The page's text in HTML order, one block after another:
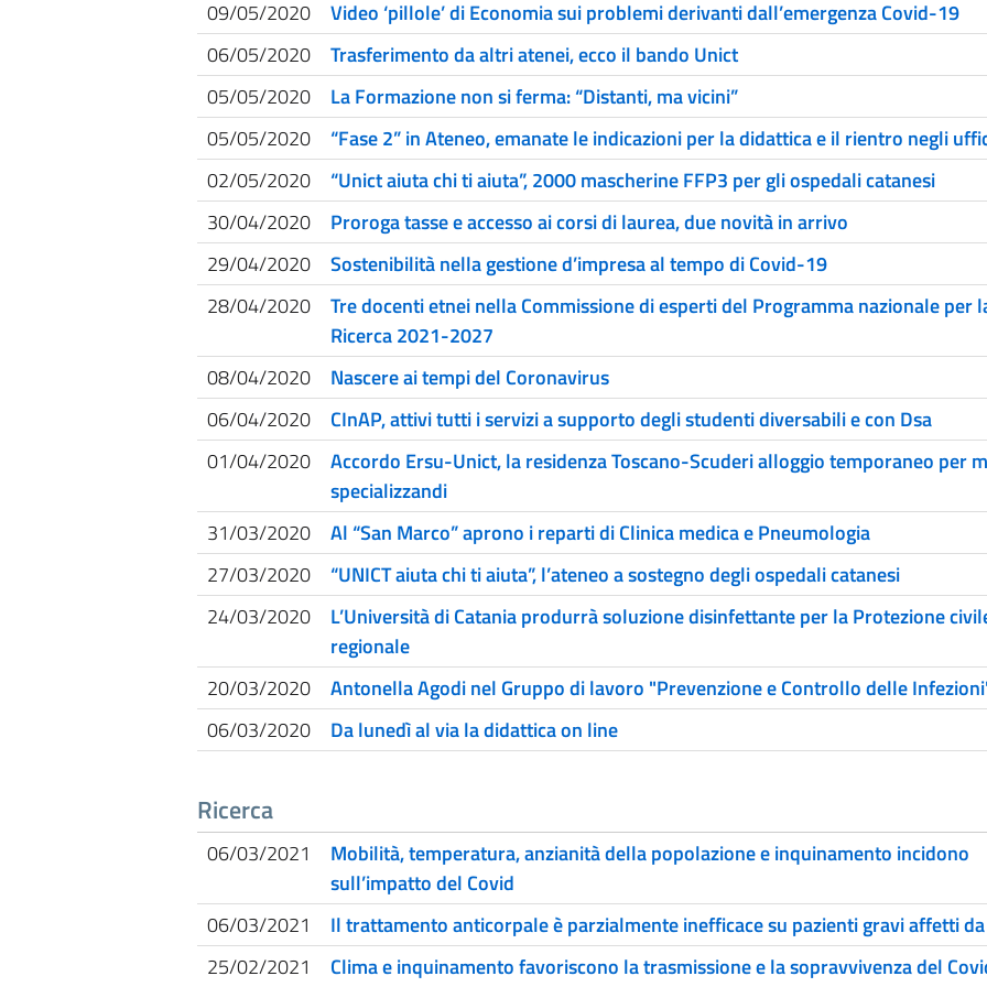
09/05/2020
Video ‘pillole’ di Economia sui problemi derivanti dall’emergenza Covid-19
06/05/2020
Trasferimento da altri atenei, ecco il bando Unict
05/05/2020
La Formazione non si ferma: “Distanti, ma vicini”
05/05/2020
“Fase 2” in Ateneo, emanate le indicazioni per la didattica e il rientro negli
02/05/2020
“Unict aiuta chi ti aiuta”, 2000 mascherine FFP3 per gli ospedali catanesi
30/04/2020
Proroga tasse e accesso ai corsi di laurea, due novità in arrivo
29/04/2020
Sostenibilità nella gestione d’impresa al tempo di Covid-19
28/04/2020
Tre docenti etnei nella Commissione di esperti del Programma nazionale per
Ricerca 2021-2027
08/04/2020
Nascere ai tempi del Coronavirus
06/04/2020
CInAP, attivi tutti i servizi a supporto degli studenti diversabili e con Dsa
01/04/2020
Accordo Ersu-Unict, la residenza Toscano-Scuderi alloggio temporaneo per
specializzandi
31/03/2020
Al “San Marco” aprono i reparti di Clinica medica e Pneumologia
27/03/2020
“UNICT aiuta chi ti aiuta”, l’ateneo a sostegno degli ospedali catanesi
24/03/2020
L’Università di Catania produrrà soluzione disinfettante per la Protezione
regionale
20/03/2020
Antonella Agodi nel Gruppo di lavoro "Prevenzione e Controllo delle
06/03/2020
Da lunedì al via la didattica on line
Ricerca
06/03/2021
Mobilità, temperatura, anzianità della popolazione e inquinamento incidono
sull’impatto del Covid
06/03/2021
Il trattamento anticorpale è parzialmente inefficace su pazienti gravi affetti
25/02/2021
Clima e inquinamento favoriscono la trasmissione e la sopravvivenza del